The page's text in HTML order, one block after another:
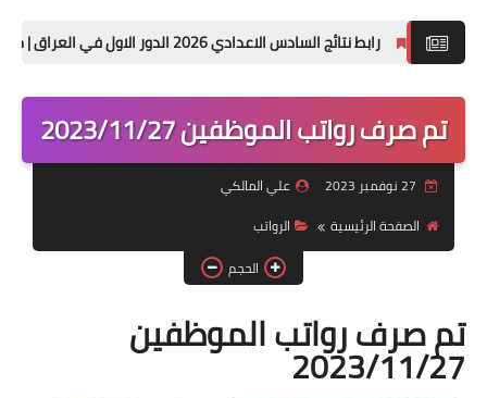
اخبار وزارة التربية والتعليم
اخبار وزارة العمل وهيئة
التقاعد
قطع الاراضي
الربح من الانترنت
الاعدادي 2026 الدور الاول في العراق | موقع نتائجنا
تم صرف رواتب الموظفين 2023/11/27
علي المالكي
الصفحة الرئيسية
الرواتب
الحجم
تم صرف رواتب الموظفين
2023/11/27